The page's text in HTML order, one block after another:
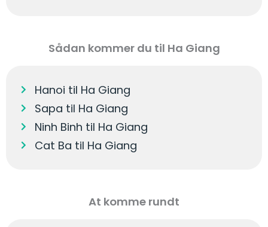
Sådan kommer du til Ha Giang
Hanoi til Ha Giang
Sapa til Ha Giang
Ninh Binh til Ha Giang
Cat Ba til Ha Giang
At komme rundt